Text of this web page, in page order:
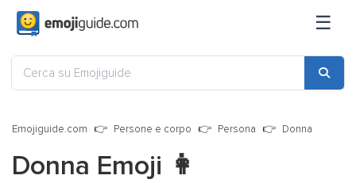
☰
Emojiguide.com Persone e corpo Persona Donna
Donna Emoji 👩